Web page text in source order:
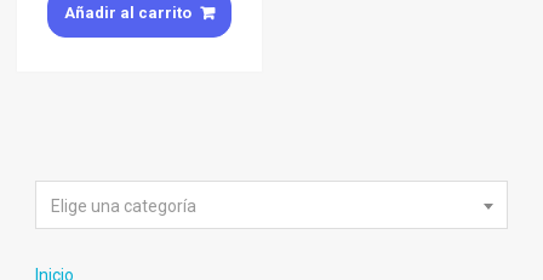
Añadir al carrito
Elige una categoría
Inicio